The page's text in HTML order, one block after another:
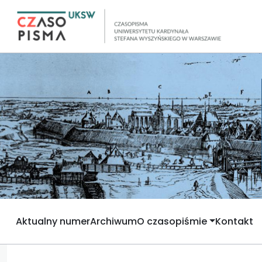
Aktualny numerArchiwumO czasopiśmie Kontakt